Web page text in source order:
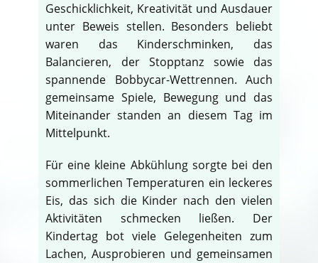
Geschicklichkeit, Kreativität und Ausdauer
unter Beweis stellen. Besonders beliebt
waren das Kinderschminken, das
Balancieren, der Stopptanz sowie das
spannende Bobbycar-Wettrennen. Auch
gemeinsame Spiele, Bewegung und das
Miteinander standen an diesem Tag im
Mittelpunkt.
Für eine kleine Abkühlung sorgte bei den
sommerlichen Temperaturen ein leckeres
Eis, das sich die Kinder nach den vielen
Aktivitäten schmecken ließen. Der
Kindertag bot viele Gelegenheiten zum
Lachen, Ausprobieren und gemeinsamen